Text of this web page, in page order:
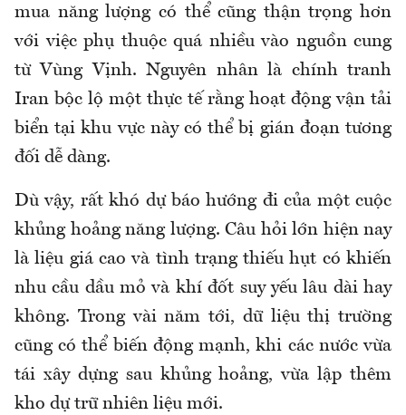
mua năng lượng có thể cũng thận trọng hơn
với việc phụ thuộc quá nhiều vào nguồn cung
từ Vùng Vịnh. Nguyên nhân là chính tranh
Iran bộc lộ một thực tế rằng hoạt động vận tải
biển tại khu vực này có thể bị gián đoạn tương
đối dễ dàng.
Dù vậy, rất khó dự báo hướng đi của một cuộc
khủng hoảng năng lượng. Câu hỏi lớn hiện nay
là liệu giá cao và tình trạng thiếu hụt có khiến
nhu cầu dầu mỏ và khí đốt suy yếu lâu dài hay
không. Trong vài năm tới, dữ liệu thị trường
cũng có thể biến động mạnh, khi các nước vừa
tái xây dựng sau khủng hoảng, vừa lập thêm
kho dự trữ nhiên liệu mới.